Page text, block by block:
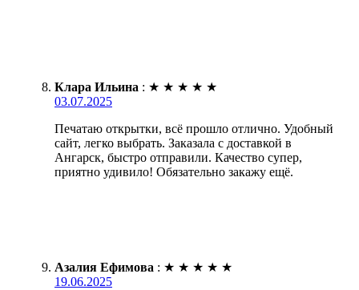
Клара Ильина : ★ ★ ★ ★ ★
03.07.2025
Печатаю открытки, всё прошло отлично. Удобный
сайт, легко выбрать. Заказала с доставкой в
Ангарск, быстро отправили. Качество супер,
приятно удивило! Обязательно закажу ещё.
Азалия Ефимова : ★ ★ ★ ★ ★
19.06.2025